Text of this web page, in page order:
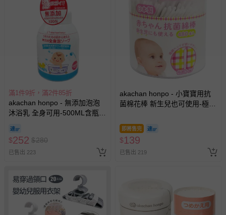
問，你可詳見：
預購商品：預購為海外同步代購，遇缺貨即會通知媽咪並協
助取消退款事宜。
商品如因「價格、組合」等錯誤原因，導致無法安排出貨，
會主動以簡訊及mail通知訂單取消事宜，並將提供適當補
滿1件9折，滿2件85折
akachan honpo - 無添加泡泡
沐浴乳 全身可用-500ML含瓶-
$252 $280
已售出 223
akachan honpo - 小寶寶用抗
菌棉花棒 新生兒也可使用-極細
即將售完
$139
已售出 219